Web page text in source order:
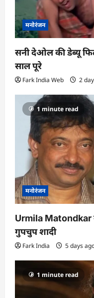
मनोरंजन
सनी देओल की डेब्यू
साल पूरे
Fark India Web 2
1 minute read
मनोरंजन
Urmila Matondkar ने
गुपचुप शादी
Fark India 5 days
1 minute read